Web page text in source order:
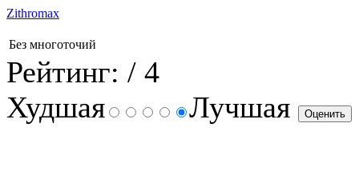
Zithromax
Без многоточий
Рейтинг: / 4
Худшая
Лучшая